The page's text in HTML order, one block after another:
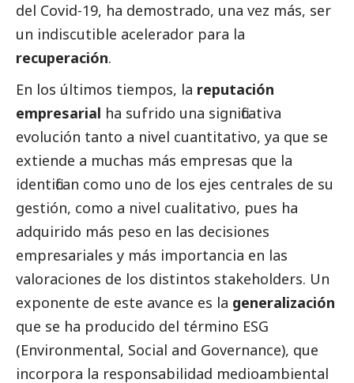
del Covid-19, ha demostrado, una vez más, ser
un indiscutible acelerador para la
recuperación.
En los últimos tiempos, la reputación
empresarial ha sufrido una significativa
evolución tanto a nivel cuantitativo, ya que se
extiende a muchas más empresas que la
identifican como uno de los ejes centrales de su
gestión, como a nivel cualitativo, pues ha
adquirido más peso en las decisiones
empresariales y más importancia en las
valoraciones de los distintos stakeholders. Un
exponente de este avance es la
que se ha producido del término ESG
(Environmental, Social and Governance), que
incorpora la responsabilidad medioambiental